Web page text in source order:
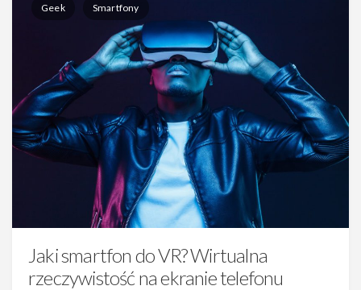
Geek Smartfony
Jaki smartfon do VR? Wirtualna
rzeczywistość na ekranie telefonu